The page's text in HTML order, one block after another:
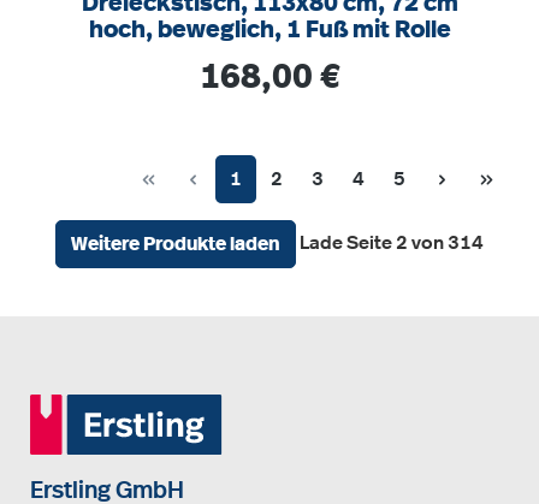
hoch, beweglich, 1 Fuß mit Rolle
Regulärer Preis:
168,00 €
Seite
1 Seite
2 Seite
3 Seite
4 Seite
5
Weitere Produkte laden Lade Seite 2 von 314
Erstling GmbH